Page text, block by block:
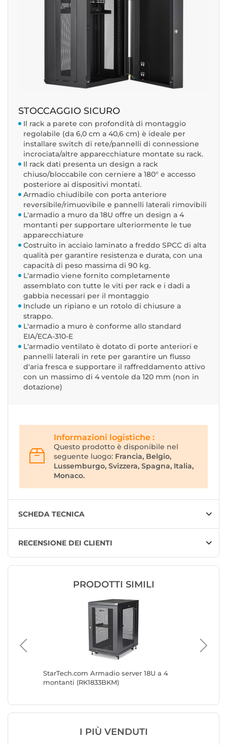
STOCCAGGIO SICURO
Il rack a parete con profondità di montaggio
regolabile (da 6,0 cm a 40,6 cm) è ideale per
installare switch di rete/pannelli di connessione
incrociata/altre apparecchiature montate su rack.
Il rack dati presenta un design a rack
chiuso/bloccabile con cerniere a 180° e accesso
posteriore ai dispositivi montati.
Armadio chiudibile con porta anteriore
reversibile/rimuovibile e pannelli laterali rimovibili
L'armadio a muro da 18U offre un design a 4
montanti per supportare ulteriormente le tue
apparecchiature
Costruito in acciaio laminato a freddo SPCC di alta
qualità per garantire resistenza e durata, con una
capacità di peso massima di 90 kg.
L'armadio viene fornito completamente
assemblato con tutte le viti per rack e i dadi a
gabbia necessari per il montaggio
Include un ripiano e un rotolo di chiusure a
strappo.
L'armadio a muro è conforme allo standard
EIA/ECA-310-E
L'armadio ventilato è dotato di porte anteriori e
pannelli laterali in rete per garantire un flusso
d'aria fresca e supportare il raffreddamento attivo
con un massimo di 4 ventole da 120 mm (non in
dotazione)
Informazioni logistiche :
Questo prodotto è disponibile nel
seguente luogo: Francia, Belgio,
Lussemburgo, Svizzera, Spagna, Italia,
Monaco.
SCHEDA TECNICA
RECENSIONE DEI CLIENTI
PRODOTTI SIMILI
StarTech.com Armadio server 18U a 4
montanti (RK1833BKM)
I PIÙ VENDUTI